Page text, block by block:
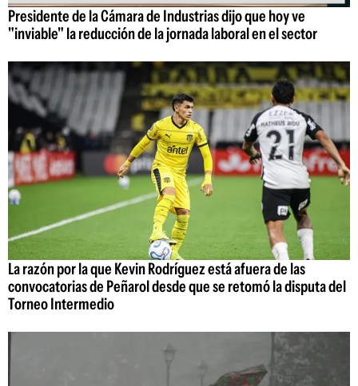
Presidente de la Cámara de Industrias dijo que hoy ve
"inviable" la reducción de la jornada laboral en el sector
La razón por la que Kevin Rodríguez está afuera de las
convocatorias de Peñarol desde que se retomó la disputa del
Torneo Intermedio